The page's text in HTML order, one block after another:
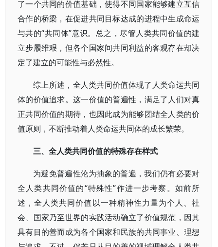
了一个共同的价值基础，使得不同国家能够建立互信
合作的桥梁，在促进共同目标达成的进程中生成命运
与共的“共同体”意识。总之，尽管人类共同价值的建
立步履维艰，但各个国家间共同利益的客观存在却决
定了建立的可能性与必然性。
综上所述，全人类共同价值体现了人类命运共同
体的价值追求。这一价值的普遍性，满足了人们对真
正共同价值的期待，也因此成为能够团结全人类的价
值原则，不断推动着人类命运共同体的成长繁荣。
三、全人类共同价值的特殊存在样式
为避免普遍性沦为抽象的普遍，我们仍有必要对
全人类共同价值的“特殊性”作进一步考察。如前所
述，全人类共同价值以一种精神性力量为个人、社
会、国家乃至世界的实践活动确立了价值规范，因其
具有目的善而成为各个国家和民族的共同事业、理想